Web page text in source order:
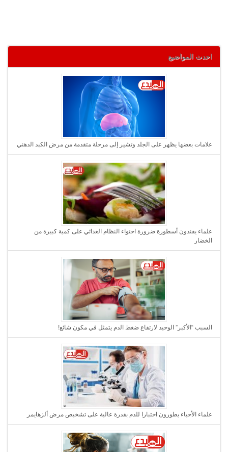
احدث المواضيع
علامات بعضها يظهر على الجلد وتشير إلى مرحلة متقدمة من مرض الكبد الدهني
علماء يفندون أسطورة ضرورة احتواء النظام الغذائي على كمية كبيرة من
الخضار
السبب “الأكبر” الوحيد لارتفاع ضغط الدم يتمثل في مكون شائع!
علماء الأحياء يطورون اختبارا للدم بقدرة عالية على تشخيص مرض ألزهايمر